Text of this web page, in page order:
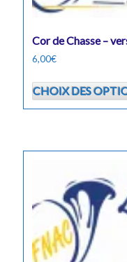
Cor de Chasse –
6,00€
CHOIX DES